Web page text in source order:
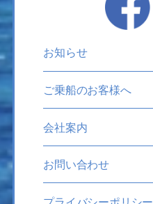
お知らせ
ご乗船のお客様へ
会社案内
お問い合わせ